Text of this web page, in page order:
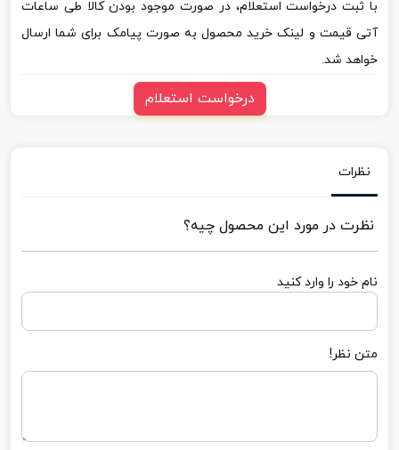
با ثبت درخواست استعلام، در صورت موجود بودن کالا طی ساعات
آتی قیمت و لینک خرید محصول به صورت پیامک برای شما ارسال
خواهد شد.
درخواست استعلام
نظرات
نظرت در مورد این محصول چیه؟
نام خود را وارد کنید
متن نظر!